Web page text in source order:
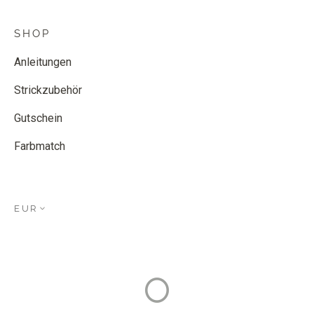
SHOP
Anleitungen
Strickzubehör
Gutschein
Farbmatch
EUR